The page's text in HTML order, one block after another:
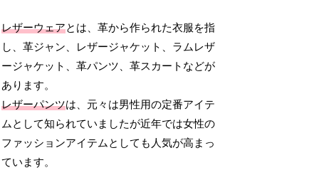
レザーウェアとは、革から作られた衣服を指
し、革ジャン、レザージャケット、ラムレザ
ージャケット、革パンツ、革スカートなどが
あります。
レザーパンツは、元々は男性用の定番アイテ
ムとして知られていましたが近年では女性の
ファッションアイテムとしても人気が高まっ
ています。